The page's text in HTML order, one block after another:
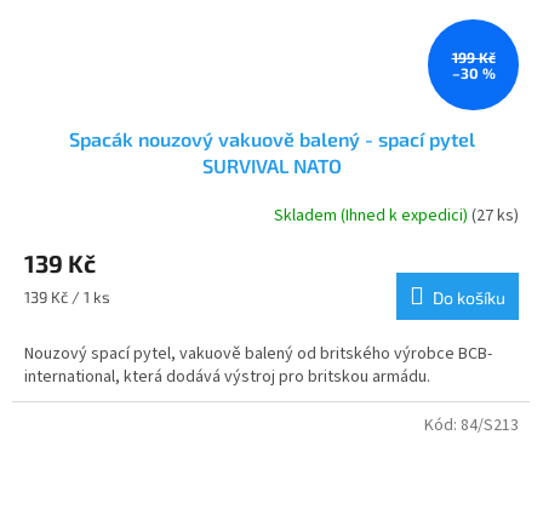
199 Kč
–30 %
Spacák nouzový vakuově balený - spací pytel
SURVIVAL NATO
produktu
je
5,0
5
hvězdiček.
Skladem (Ihned k expedici)(27 ks)
139 Kč
Měrná
139 Kč / 1 ks Do košíku
Nouzový spací pytel, vakuově balený od britského výrobce BCB-
international, která dodává výstroj pro britskou armádu.
Kód: 84/S213